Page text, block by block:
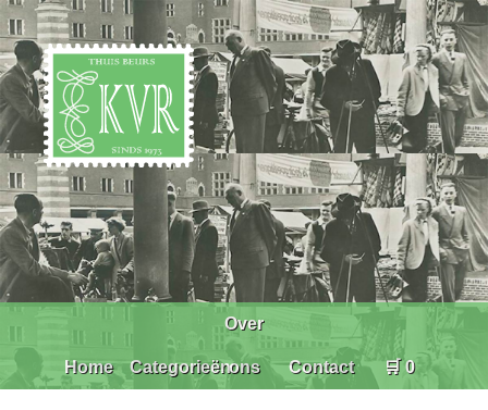
Home Categorieën
Over
ons Contact 🛒 0